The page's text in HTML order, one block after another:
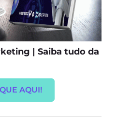
| Saiba tudo da
AQUI!